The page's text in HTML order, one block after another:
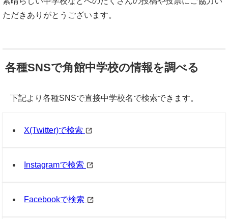
ただきありがとうございます。
各種SNSで角館中学校の情報を調べる
下記より各種SNSで直接中学校名で検索できます。
X(Twitter)で検索
Instagramで検索
Facebookで検索